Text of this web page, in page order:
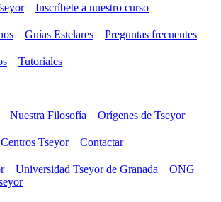
Inscríbete a nuestro curso
Guías Estelares
Preguntas frecuentes
Tutoriales
Nuestra Filosofía
Orígenes de Tseyor
Centros Tseyor
Contactar
Universidad Tseyor de Granada
ONG